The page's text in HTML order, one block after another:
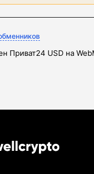
Приват24 USD на